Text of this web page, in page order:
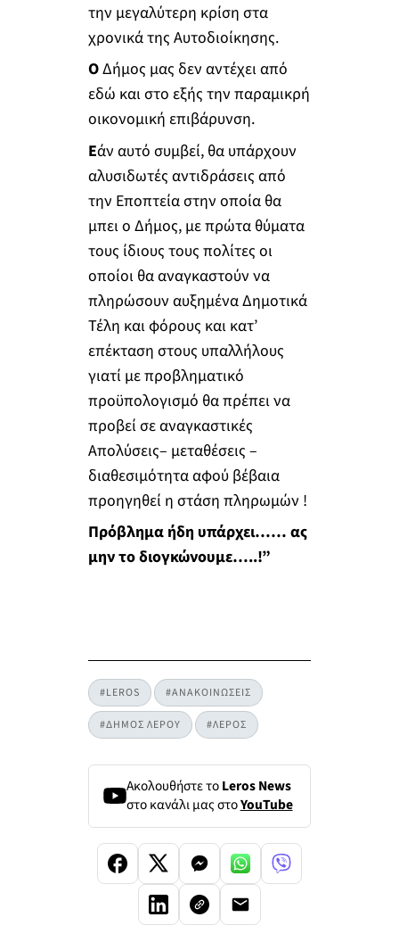
την μεγαλύτερη κρίση στα
χρονικά της Αυτοδιοίκησης.
ΟΔήμος μας δεν αντέχει από
εδώ και στο εξής την παραμικρή
οικονομική επιβάρυνση.
Εάν αυτό συμβεί, θα υπάρχουν
αλυσιδωτές αντιδράσεις από
την Εποπτεία στην οποία θα
μπει ο Δήμος, με πρώτα θύματα
τους ίδιους τους πολίτες οι
οποίοι θα αναγκαστούν να
πληρώσουν αυξημένα Δημοτικά
Τέλη και φόρους και κατ’
επέκταση στους υπαλλήλους
γιατί με προβληματικό
προϋπολογισμό θα πρέπει να
προβεί σε αναγκαστικές
Απολύσεις– μεταθέσεις –
διαθεσιμότητα αφού βέβαια
προηγηθεί η στάση πληρωμών !
Πρόβλημα ήδη υπάρχει…… ας
μην το διογκώνουμε…..!”
#LEROS #ΑΝΑΚΟΙΝΩΣΕΙΣ
#ΔΗΜΟΣ ΛΕΡΟΥ #ΛΕΡΟΣ
Ακολουθήστε τοLeros News
στο κανάλι μας στοYouTube